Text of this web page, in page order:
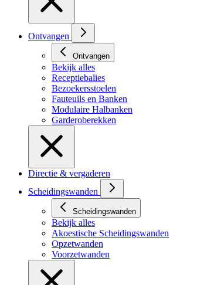
Ontvangen
Ontvangen
Bekijk alles
Receptiebalies
Bezoekersstoelen
Fauteuils en Banken
Modulaire Halbanken
Garderoberekken
Directie & vergaderen
Scheidingswanden
Scheidingswanden
Bekijk alles
Akoestische Scheidingswanden
Opzetwanden
Voorzetwanden